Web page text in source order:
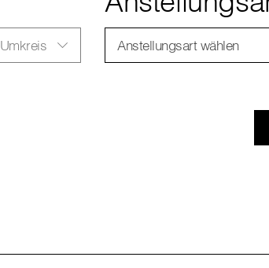
Umkreis Anstellungsart wählen